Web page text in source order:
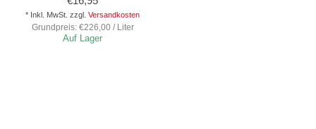
* Inkl. MwSt. zzgl. Versandkosten
Grundpreis: €226,00 / Liter
Auf Lager